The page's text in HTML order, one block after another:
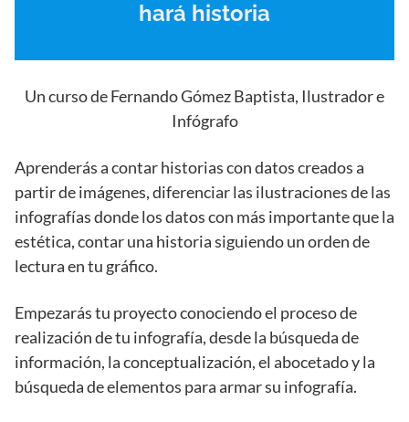
hará historia
Un curso de Fernando Gómez Baptista, Ilustrador e
Infógrafo
Aprenderás a contar historias con datos creados a
partir de imágenes, diferenciar las ilustraciones de las
infografías donde los datos con más importante que la
estética, contar una historia siguiendo un orden de
lectura en tu gráfico.
Empezarás tu proyecto conociendo el proceso de
realización de tu infografía, desde la búsqueda de
información, la conceptualización, el abocetado y la
búsqueda de elementos para armar su infografía.